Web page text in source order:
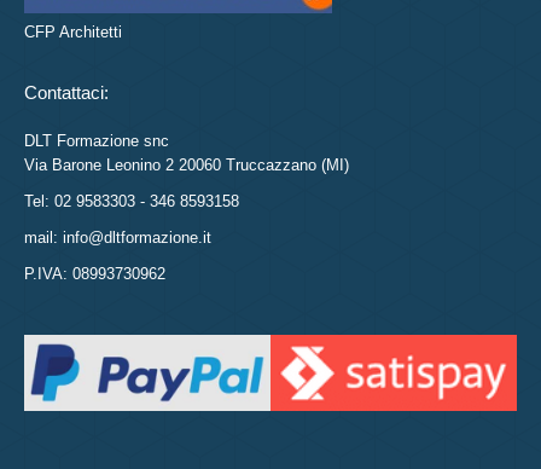
CFP Architetti
Contattaci:
DLT Formazione snc
Via Barone Leonino 2 20060 Truccazzano (MI)
Tel: 02 9583303 - 346 8593158
mail: info@dltformazione.it
P.IVA: 08993730962